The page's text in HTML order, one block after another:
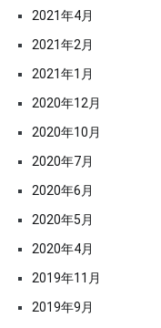
2021年4月
2021年2月
2021年1月
2020年12月
2020年10月
2020年7月
2020年6月
2020年5月
2020年4月
2019年11月
2019年9月